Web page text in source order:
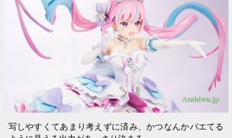
写しやすくてあまり考えずに済み、かつなんかバエてる